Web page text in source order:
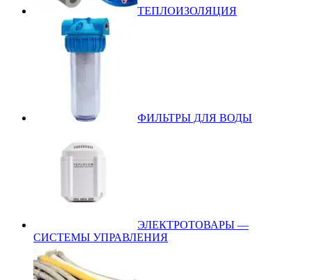
ТЕПЛОИЗОЛЯЦИЯ
ФИЛЬТРЫ ДЛЯ ВОДЫ
ЭЛЕКТРОТОВАРЫ —
СИСТЕМЫ УПРАВЛЕНИЯ